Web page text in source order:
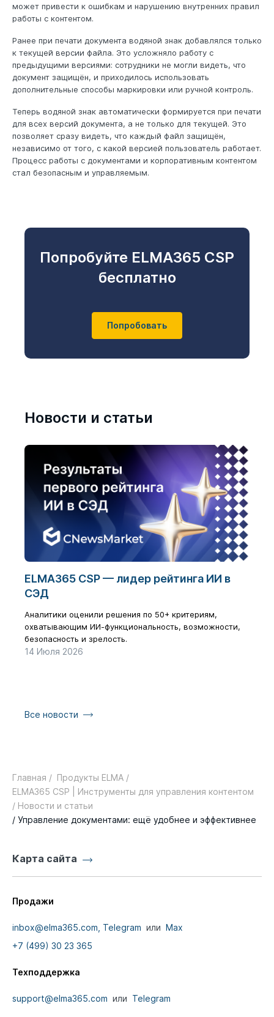
может привести к ошибкам и нарушению внутренних правил
работы с контентом.
Ранее при печати документа водяной знак добавлялся только
к текущей версии файла. Это усложняло работу с
предыдущими версиями: сотрудники не могли видеть, что
документ защищён, и приходилось использовать
дополнительные способы маркировки или ручной контроль.
Теперь водяной знак автоматически формируется при печати
для всех версий документа, а не только для текущей. Это
позволяет сразу видеть, что каждый файл защищён,
независимо от того, с какой версией пользователь работает.
Процесс работы с документами и корпоративным контентом
стал безопасным и управляемым.
Попробуйте ELMA365 CSP
бесплатно
Попробовать
Новости и статьи
ELMA365 CSP — лидер рейтинга ИИ в
СЭД
Аналитики оценили решения по 50+ критериям,
охватывающим ИИ-функциональность, возможности,
безопасность и зрелость.
14 Июля 2026
Все новости
Главная / Продукты ELMA /
ELMA365 CSP | Инструменты для управления контентом
/ Новости и статьи
/ Управление документами: ещё удобнее и эффективнее
Карта сайта
Продажи
inbox@elma365.com, Telegram или Max
+7 (499) 30 23 365
Техподдержка
support@elma365.com или Telegram